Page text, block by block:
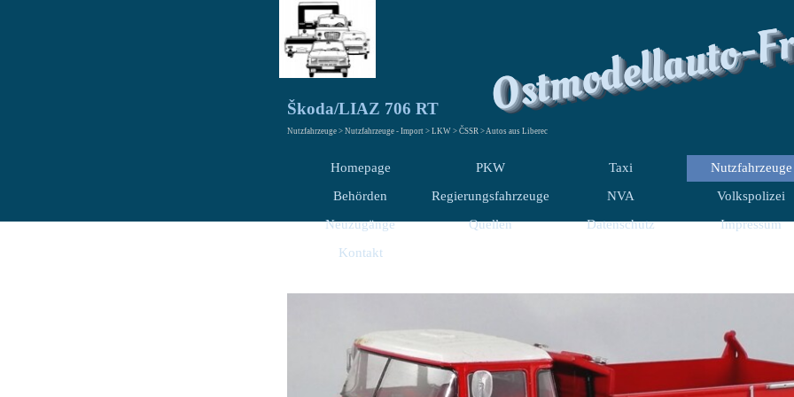
Ostmodellauto-
Škoda/LIAZ 706 RT
Nutzfahrzeuge > Nutzfahrzeuge - Import > LKW > ČSSR > Autos aus Liberec
Homepage PKW Taxi
Nutzfahrzeuge
Behörden
Regierungsfahrzeuge NVA
Volkspolizei
Neuzugänge
Quellen Datenschutz
Impressum
Kontakt